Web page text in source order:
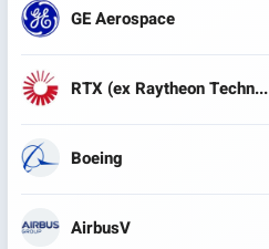
GE Aerospace
RTX (ex Raytheon Techn...
Boeing
AirbusV